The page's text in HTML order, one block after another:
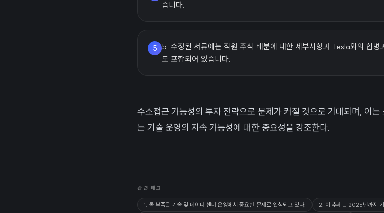
습니다.
5
5. 수정된 서류에는 직원 주식 배분에 대한 세부사항과 Tesla와의 합
도 포함되어 있습니다.
수소접근 가능성의 투자 전략으로 문제가 커질 것으로 기대되며, 이
는 기술 운영의 지속 가능성에 대한 중요성을 강조한다.
관련 태그
1. 물 부족은 기술 및 데이터 센터 운영에서 중요한 문제로 인식되고 있다.
2. 이 추세는 2025년까지 기